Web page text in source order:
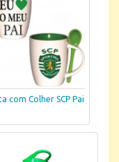
com Colher SCP Pai